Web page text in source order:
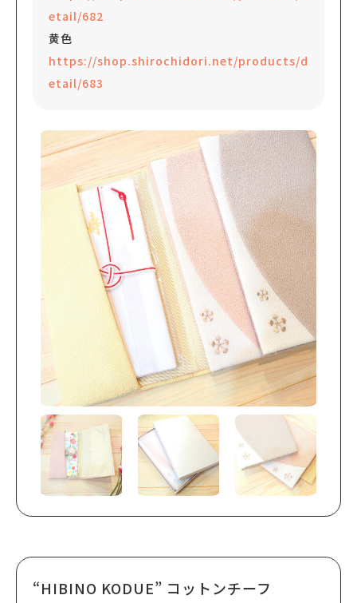
etail/682
黄色
https://shop.shirochidori.net/products/d
etail/683
“HIBINO KODUE” コットンチーフ